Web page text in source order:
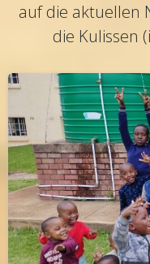
auf die aktuellen
die Kulissen